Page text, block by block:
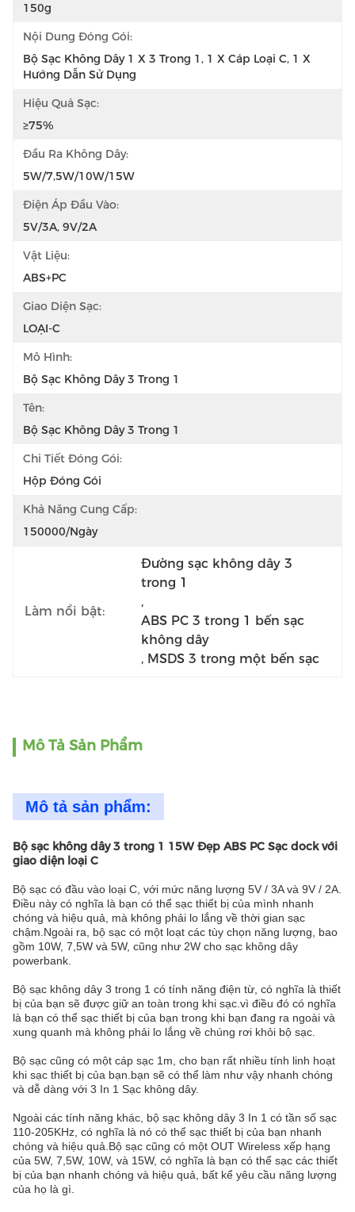
150g
Nội Dung Đóng Gói:
Bộ Sạc Không Dây 1 X 3 Trong 1, 1 X Cáp Loại C, 1 X
Hướng Dẫn Sử Dụng
Hiệu Quả Sạc:
≥75%
Đầu Ra Không Dây:
5W/7,5W/10W/15W
Điện Áp Đầu Vào:
5V/3A, 9V/2A
Vật Liệu:
ABS+PC
Giao Diện Sạc:
LOẠI-C
Mô Hình:
Bộ Sạc Không Dây 3 Trong 1
Tên:
Bộ Sạc Không Dây 3 Trong 1
Chi Tiết Đóng Gói:
Hộp Đóng Gói
Khả Năng Cung Cấp:
150000/Ngày
Làm nổi bật:
Đường sạc không dây 3
trong 1
,
ABS PC 3 trong 1 bến sạc
không dây
, MSDS 3 trong một bến sạc
Mô Tả Sản Phẩm
Mô tả sản phẩm:
Bộ sạc không dây 3 trong 1 15W Đẹp ABS PC Sạc dock với
giao diện loại C
Bộ sạc có đầu vào loại C, với mức năng lượng 5V / 3A và 9V / 2A.
Điều này có nghĩa là bạn có thể sạc thiết bị của mình nhanh
chóng và hiệu quả, mà không phải lo lắng về thời gian sạc
chậm.Ngoài ra, bộ sạc có một loạt các tùy chọn năng lượng, bao
gồm 10W, 7,5W và 5W, cũng như 2W cho sạc không dây
powerbank.
Bộ sạc không dây 3 trong 1 có tính năng điện từ, có nghĩa là thiết
bị của bạn sẽ được giữ an toàn trong khi sạc.vì điều đó có nghĩa
là bạn có thể sạc thiết bị của bạn trong khi bạn đang ra ngoài và
xung quanh mà không phải lo lắng về chúng rơi khỏi bộ sạc.
Bộ sạc cũng có một cáp sạc 1m, cho bạn rất nhiều tính linh hoạt
khi sạc thiết bị của bạn.bạn sẽ có thể làm như vậy nhanh chóng
và dễ dàng với 3 In 1 Sạc không dây.
Ngoài các tính năng khác, bộ sạc không dây 3 In 1 có tần số sạc
110-205KHz, có nghĩa là nó có thể sạc thiết bị của bạn nhanh
chóng và hiệu quả.Bộ sạc cũng có một OUT Wireless xếp hạng
của 5W, 7,5W, 10W, và 15W, có nghĩa là bạn có thể sạc các thiết
bị của bạn nhanh chóng và hiệu quả, bất kể yêu cầu năng lượng
của họ là gì.